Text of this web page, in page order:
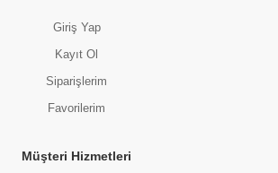
Giriş Yap
Kayıt Ol
Siparişlerim
Favorilerim
Müşteri Hizmetleri